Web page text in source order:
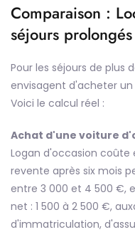
Comparaison :
séjours prolongés
Pour les séjours de plus
envisagent d'acheter
Voici le calcul réel :
Achat d'une voiture
Logan d'occasion coûte
revente après six mois
entre 3 000 et 4 500 €,
net : 1 500 à 2 500 €,
d'immatriculation,